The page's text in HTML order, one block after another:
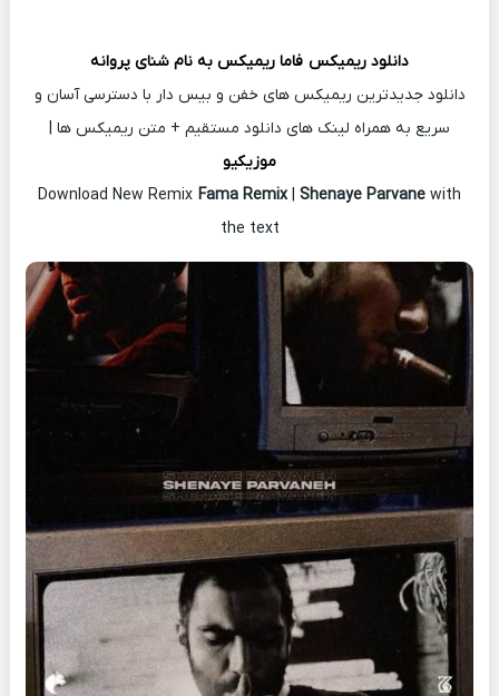
دانلود ریمیکس فاما ریمیکس به نام شنای پروانه
دانلود جدیدترین ریمیکس های خفن و بیس دار با دسترسی آسان و
سریع به همراه لینک های دانلود مستقیم + متن ریمیکس ها |
موزیکیو
Download New Remix Fama Remix| Shenaye Parvane with
the text